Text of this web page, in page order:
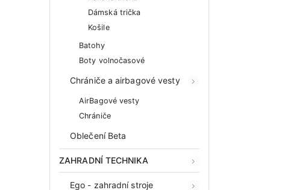
Dámská trička
Košile
Batohy
Boty volnočasové
Chrániče a airbagové vesty
AirBagové vesty
Chrániče
Oblečení Beta
ZAHRADNÍ TECHNIKA
Ego - zahradní stroje